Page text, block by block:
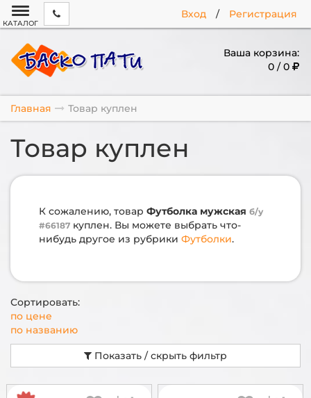
Вход / Регистрация
КАТАЛОГ
Ваша корзина:
0 / 0
Главная Товар куплен
Товар куплен
К сожалению, товар Футболка мужская б/у
#66187 куплен. Вы можете выбрать что-
нибудь другое из рубрики Футболки.
Сортировать:
по цене
по названию
Показать / скрыть фильтр